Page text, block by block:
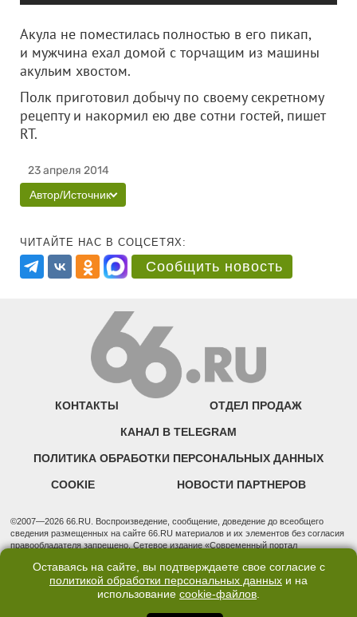
Акула не поместилась полностью в его пикап,
и мужчина ехал домой с торчащим из машины
акульим хвостом.
Полк приготовил добычу по своему секретному
рецепту и накормил ею две сотни гостей, пишет
RT.
23 апреля 2014
Автор/Источник
ЧИТАЙТЕ НАС В СОЦСЕТЯХ:
Сообщить новость
КОНТАКТЫ ОТДЕЛ ПРОДАЖ
КАНАЛ В TELEGRAM
ПОЛИТИКА ОБРАБОТКИ ПЕРСОНАЛЬНЫХ ДАННЫХ
COOKIE НОВОСТИ ПАРТНЕРОВ
©2007—2026 66.RU. Воспроизведение, сообщение, доведение до всеобщего
сведения размещенных на сайте 66.RU материалов и их элементов без согласия
правообладателя запрещено. Сетевое издание «Современный портал
надзору в сфере связи, информационных технологий и массовых коммуникаций
(Роскомнадзор). Регистрационный номер ЭЛ № ФС 77 - 76634 от 02.09.2019
Учредитель: Общество с ограниченной ответственностью "66.ру". Юридический
Оставаясь на сайте, вы подтверждаете свое согласие с
политикой обработки персональных данных и на
использование cookie-файлов.